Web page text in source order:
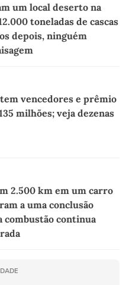
um local deserto na
toneladas de cascas
depois, ninguém
vencedores e prêmio
milhões; veja dezenas
2.500 km em um carro
a uma conclusão
continua